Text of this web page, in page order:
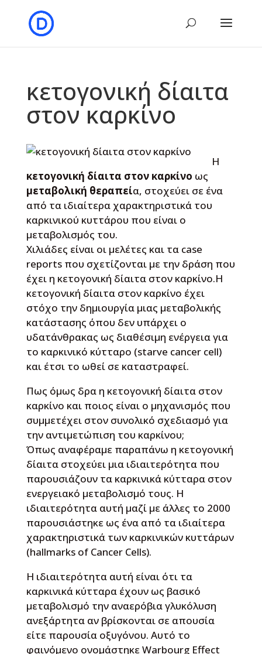
κετογονική δίαιτα
στον καρκίνο
Η
κετογονική δίαιτα στον καρκίνο ως
μεταβολική θεραπεία, στοχεύει σε ένα
από τα ιδιαίτερα χαρακτηριστικά του
καρκινικού κυττάρου που είναι ο
μεταβολισμός του.
Χιλιάδες είναι οι μελέτες και τα case
reports που σχετίζονται με την δράση που
έχει η κετογονική δίαιτα στον καρκίνο.Η
κετογονική δίαιτα στον καρκίνο έχει
στόχο την δημιουργία μιας μεταβολικής
κατάστασης όπου δεν υπάρχει ο
υδατάνθρακας ως διαθέσιμη ενέργεια για
το καρκινικό κύτταρο (starve cancer cell)
και έτσι το ωθεί σε καταστραφεί.
Πως όμως δρα η κετογονική δίαιτα στον
καρκίνο και ποιος είναι ο μηχανισμός που
συμμετέχει στον συνολικό σχεδιασμό για
την αντιμετώπιση του καρκίνου;
Όπως αναφέραμε παραπάνω η κετογονική
δίαιτα στοχεύει μια ιδιαιτερότητα που
παρουσιάζουν τα καρκινικά κύτταρα στον
ενεργειακό μεταβολισμό τους. Η
ιδιαιτερότητα αυτή μαζί με άλλες το 2000
παρουσιάστηκε ως ένα από τα ιδιαίτερα
χαρακτηριστικά των καρκινικών κυττάρων
(hallmarks of Cancer Cells).
Η ιδιαιτερότητα αυτή είναι ότι τα
καρκινικά κύτταρα έχουν ως βασικό
μεταβολισμό την αναερόβια γλυκόλυση
ανεξάρτητα αν βρίσκονται σε απουσία
είτε παρουσία οξυγόνου. Αυτό το
φαινόμενο ονομάστηκε Warbourg Effect